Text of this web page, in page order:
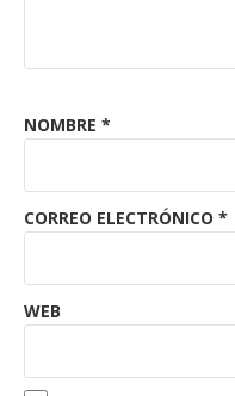
NOMBRE *
CORREO ELECTRÓNICO *
WEB